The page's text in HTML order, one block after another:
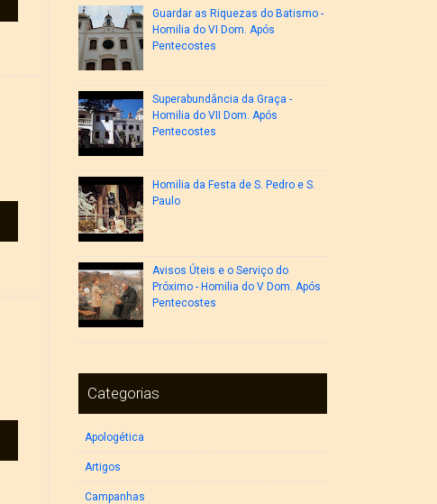
Guardar as Riquezas do Batismo -
Homilia do VI Dom. Após
Pentecostes
Superabundância da Graça -
Homilia do VII Dom. Após
Pentecostes
Homilia da Festa de S. Pedro e S.
Paulo
Avisos Úteis e o Serviço do
Próximo - Homilia do V Dom. Após
Pentecostes
Categorias
Apologética
Artigos
Campanhas